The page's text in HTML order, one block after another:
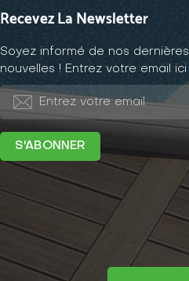
Recevez La Newsletter
Soyez informé de nos dernières
nouvelles ! Entrez votre email ici